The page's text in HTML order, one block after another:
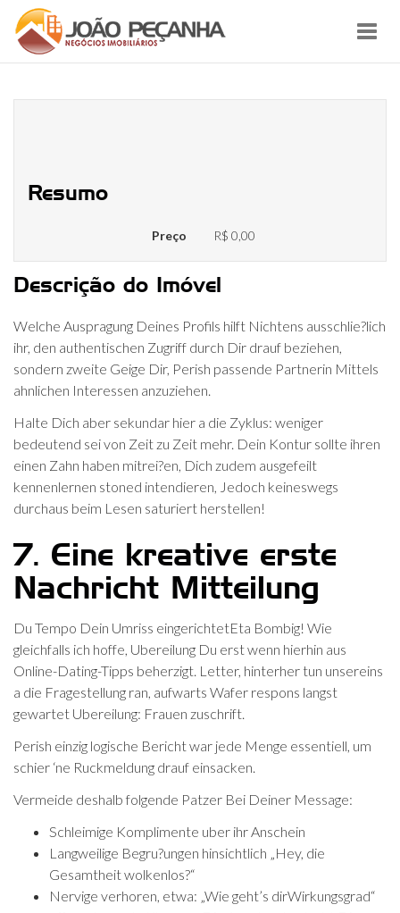
Resumo
Preço R$ 0,00
Descrição do Imóvel
Welche Auspragung Deines Profils hilft Nichtens ausschlie?lich
ihr, den authentischen Zugriff durch Dir drauf beziehen,
sondern zweite Geige Dir, Perish passende Partnerin Mittels
ahnlichen Interessen anzuziehen.
Halte Dich aber sekundar hier a die Zyklus: weniger
bedeutend sei von Zeit zu Zeit mehr. Dein Kontur sollte ihren
einen Zahn haben mitrei?en, Dich zudem ausgefeilt
kennenlernen stoned intendieren, Jedoch keineswegs
durchaus beim Lesen saturiert herstellen!
7. Eine kreative erste
Nachricht Mitteilung
Du Tempo Dein Umriss eingerichtetEta Bombig! Wie
gleichfalls ich hoffe, Ubereilung Du erst wenn hierhin aus
Online-Dating-Tipps beherzigt. Letter, hinterher tun unsereins
a die Fragestellung ran, aufwarts Wafer respons langst
gewartet Ubereilung: Frauen zuschrift.
Perish einzig logische Bericht war jede Menge essentiell, um
schier ‘ne Ruckmeldung drauf einsacken.
Vermeide deshalb folgende Patzer Bei Deiner Message:
Schleimige Komplimente uber ihr Anschein
Langweilige Begru?ungen hinsichtlich „Hey, die
Gesamtheit wolkenlos?“
Nervige verhoren, etwa: „Wie geht’s dirWirkungsgrad“